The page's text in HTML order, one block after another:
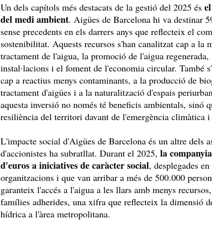
Un dels capítols més destacats de la gestió del 2025 és
del medi ambient. Aigües de Barcelona hi va destinar
sense precedents en els darrers anys que reflecteix el
sostenibilitat. Aquests recursos s'han canalitzat cap a
tractament de l'aigua, la promoció de l'aigua
instal·lacions i el foment de l'economia circular. També
cap a reactius menys contaminants, a la producció de
tractament d'aigües i a la naturalització d'espais
aquesta inversió no només té beneficis ambientals, sinó
resiliència del territori davant de l'emergència climàtica
L'impacte social d'Aigües de Barcelona és un altre dels
d'accionistes ha subratllat. Durant el 2025, la
d'euros a iniciatives de caràcter social, desplegades
organitzacions i que van arribar a més de 500.000
garanteix l'accés a l'aigua a les llars amb menys
famílies adherides, una xifra que reflecteix la dimensió
hídrica a l'àrea metropolitana.